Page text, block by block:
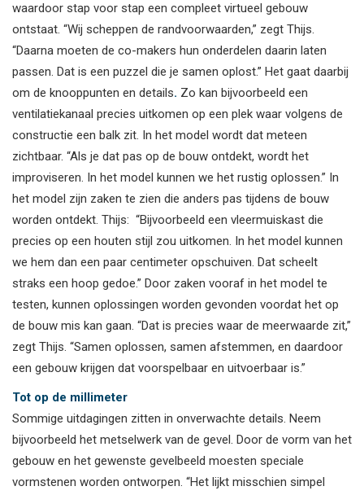
waardoor stap voor stap een compleet virtueel gebouw
ontstaat. “Wij scheppen de randvoorwaarden,” zegt Thijs.
“Daarna moeten de co-makers hun onderdelen daarin laten
passen. Dat is een puzzel die je samen oplost.” Het gaat daarbij
om de knooppunten en details. Zo kan bijvoorbeeld een
ventilatiekanaal precies uitkomen op een plek waar volgens de
constructie een balk zit. In het model wordt dat meteen
zichtbaar. “Als je dat pas op de bouw ontdekt, wordt het
improviseren. In het model kunnen we het rustig oplossen.” In
het model zijn zaken te zien die anders pas tijdens de bouw
worden ontdekt. Thijs: “Bijvoorbeeld een vleermuiskast die
precies op een houten stijl zou uitkomen. In het model kunnen
we hem dan een paar centimeter opschuiven. Dat scheelt
straks een hoop gedoe.” Door zaken vooraf in het model te
testen, kunnen oplossingen worden gevonden voordat het op
de bouw mis kan gaan. “Dat is precies waar de meerwaarde zit,”
zegt Thijs. “Samen oplossen, samen afstemmen, en daardoor
een gebouw krijgen dat voorspelbaar en uitvoerbaar is.”
Tot op de millimeter
Sommige uitdagingen zitten in onverwachte details. Neem
bijvoorbeeld het metselwerk van de gevel. Door de vorm van het
gebouw en het gewenste gevelbeeld moesten speciale
vormstenen worden ontworpen. “Het lijkt misschien simpel